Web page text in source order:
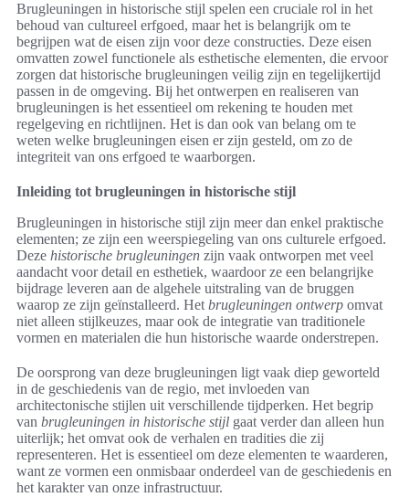
Brugleuningen in historische stijl spelen een cruciale rol in het
behoud van cultureel erfgoed, maar het is belangrijk om te
begrijpen wat de eisen zijn voor deze constructies. Deze eisen
omvatten zowel functionele als esthetische elementen, die ervoor
zorgen dat historische brugleuningen veilig zijn en tegelijkertijd
passen in de omgeving. Bij het ontwerpen en realiseren van
brugleuningen is het essentieel om rekening te houden met
regelgeving en richtlijnen. Het is dan ook van belang om te
weten welke brugleuningen eisen er zijn gesteld, om zo de
integriteit van ons erfgoed te waarborgen.
Inleiding tot brugleuningen in historische stijl
Brugleuningen in historische stijl zijn meer dan enkel praktische
elementen; ze zijn een weerspiegeling van ons culturele erfgoed.
Deze historische brugleuningen zijn vaak ontworpen met veel
aandacht voor detail en esthetiek, waardoor ze een belangrijke
bijdrage leveren aan de algehele uitstraling van de bruggen
waarop ze zijn geïnstalleerd. Het brugleuningen ontwerp omvat
niet alleen stijlkeuzes, maar ook de integratie van traditionele
vormen en materialen die hun historische waarde onderstrepen.
De oorsprong van deze brugleuningen ligt vaak diep geworteld
in de geschiedenis van de regio, met invloeden van
architectonische stijlen uit verschillende tijdperken. Het begrip
van brugleuningen in historische stijl gaat verder dan alleen hun
uiterlijk; het omvat ook de verhalen en tradities die zij
representeren. Het is essentieel om deze elementen te waarderen,
want ze vormen een onmisbaar onderdeel van de geschiedenis en
het karakter van onze infrastructuur.